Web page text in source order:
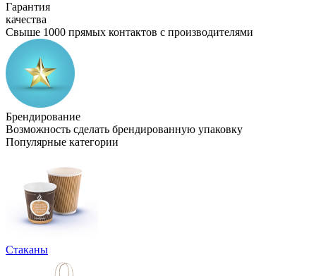
Гарантия
качества
Свыше 1000 прямых контактов с производителями
Брендирование
Возможность сделать брендированную упаковку
Популярные категории
Стаканы